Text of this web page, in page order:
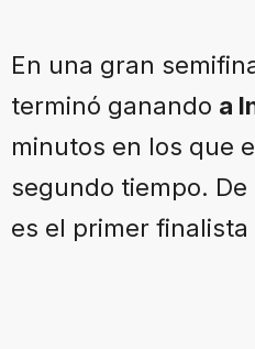
En una gran
terminó ganando a
minutos en los que
segundo tiempo.
es el primer finalista